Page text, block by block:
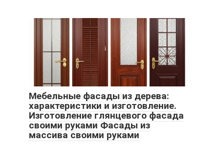
Мебельные фасады из дерева:
характеристики и изготовление.
Изготовление глянцевого фасада
своими руками Фасады из
массива своими руками